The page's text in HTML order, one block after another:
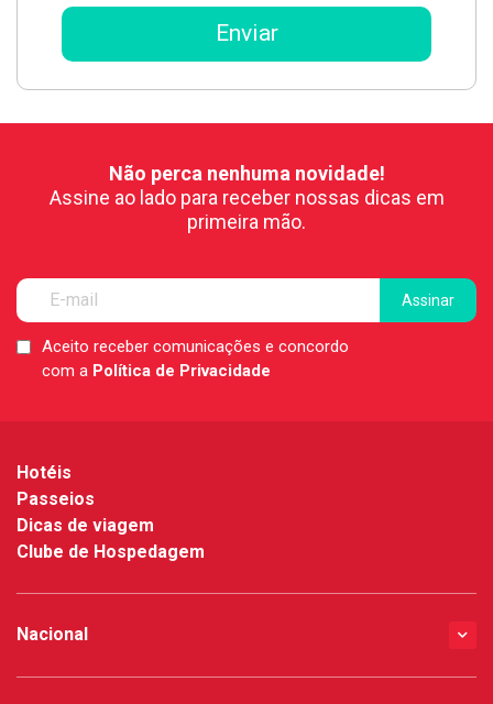
Não perca nenhuma novidade!
Assine ao lado para receber nossas dicas em
primeira mão.
LGPDAceito receber comunicações e concordo
com a Política de Privacidade
Hotéis
Passeios
Dicas de viagem
Clube de Hospedagem
Nacional